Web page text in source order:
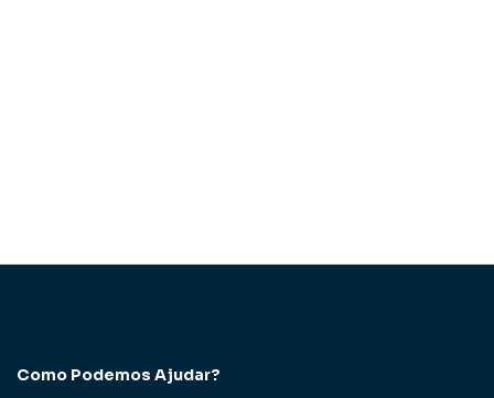
Como Podemos Ajudar?